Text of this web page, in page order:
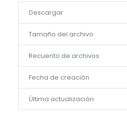
Descargar
Tamaño del archivo
Recuento de archivos
Fecha de creación
Última actualización